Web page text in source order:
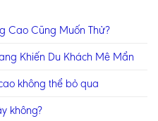
Cao Cũng Muốn Thử?
Khiến Du Khách Mê Mẩn
không thể bỏ qua
không?